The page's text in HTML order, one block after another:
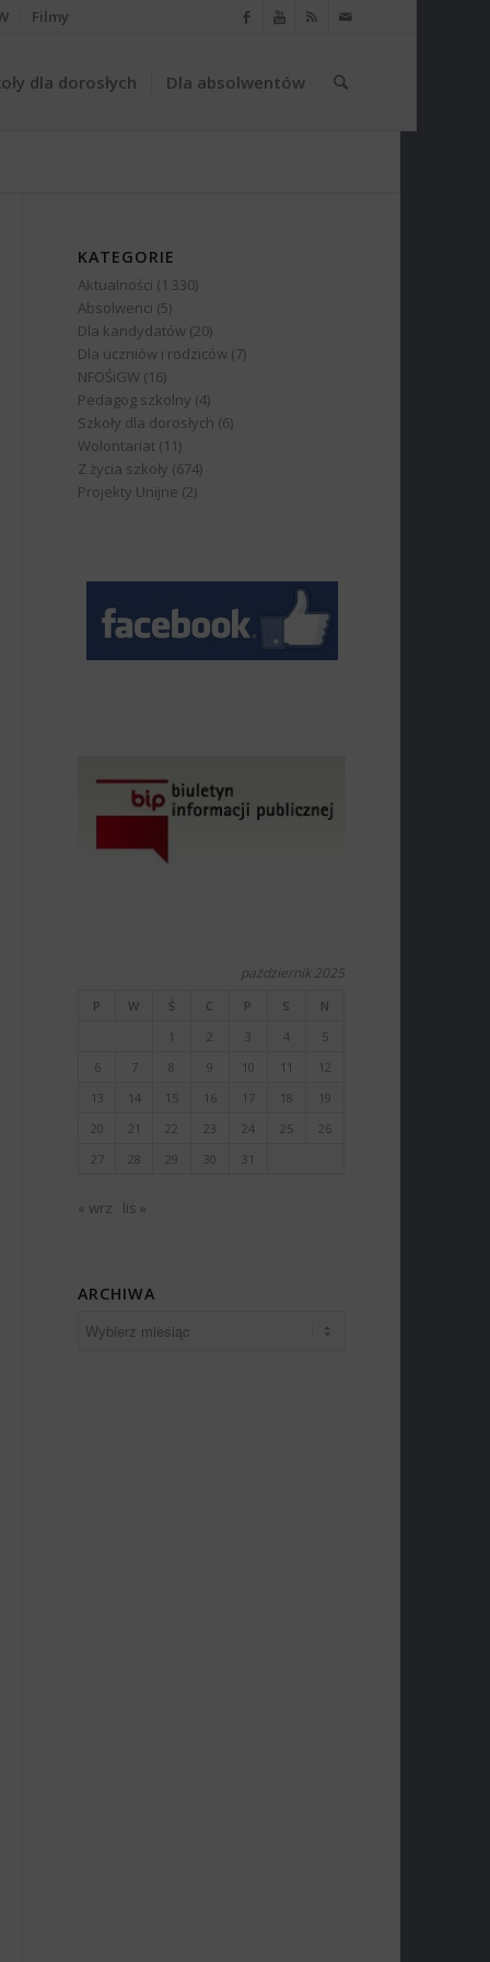
Filmy
dla dorosłych Dla absolwentów
KATEGORIE
Aktualności (1 330)
Absolwenci (5)
Dla kandydatów (20)
Dla uczniów i rodziców (7)
NFOŚiGW (16)
Pedagog szkolny (4)
Szkoły dla dorosłych (6)
Wolontariat (11)
Z życia szkoły (674)
Projekty Unijne (2)
październik 2025
P W Ś C P S
N
1
2 3 4
5
6
7 8 9 10 11
12
13
14 15 16 17 18
19
20
21 22 23 24 25
26
27
28 29 30 31
« wrz lis »
ARCHIWA